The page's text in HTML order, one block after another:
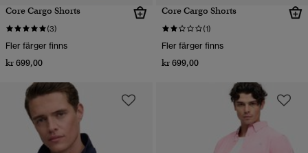
Core Cargo Shorts
(3)
Fler färger finns
kr 699,00
Core Cargo Shorts
(1)
Fler färger finns
kr 699,00